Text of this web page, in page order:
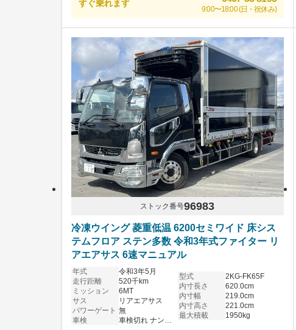
すぐ乗れます
9:00〜18:00 (日・祝休み)
ストック番号96983
冷凍ウイング 菱重低温 6200セミワイド 床シス
テムフロア ステン多数 令和3年式ファイター リ
アエアサス 6速マニュアル
年式
令和3年5月
走行距離
520千km
ミッション
6MT
サス
リアエアサス
パワーゲート 無
車検
型式
2KG-FK65F
内寸長さ
620.0cm
内寸幅
219.0cm
内寸高さ
221.0cm
最大積載
1950kg